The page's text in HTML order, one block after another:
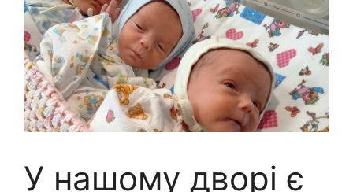
У нашому дворі є